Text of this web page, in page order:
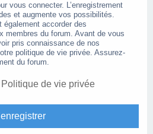
vous connecter. L’enregistrement
et augmente vos possibilités.
également accorder des
membres du forum. Avant de vous
pris connaissance de nos
politique de vie privée. Assurez-
du forum.
Politique de vie privée